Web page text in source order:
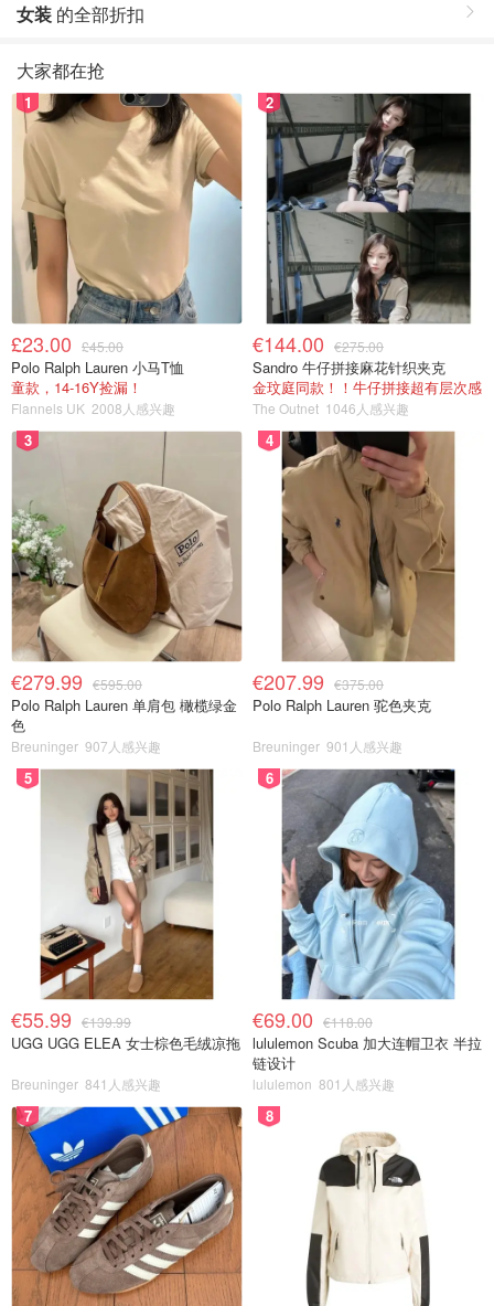
女装 的全部折扣
大家都在抢
1
£23.00 £45.00
Polo Ralph Lauren 小马T恤
童款，14-16Y捡漏！
Flannels UK 2008人感兴趣
2
€144.00 €275.00
Sandro 牛仔拼接麻花针织夹克
金玟庭同款！！牛仔拼接超有层次感
The Outnet 1046人感兴趣
3
€279.99 €595.00
Polo Ralph Lauren 单肩包 橄榄绿金
色
Breuninger 907人感兴趣
4
€207.99 €375.00
Polo Ralph Lauren 驼色夹克
Breuninger 901人感兴趣
5
€55.99 €139.99
UGG UGG ELEA 女士棕色毛绒凉拖
Breuninger 841人感兴趣
6
€69.00 €118.00
lululemon Scuba 加大连帽卫衣 半拉
链设计
lululemon 801人感兴趣
7 8